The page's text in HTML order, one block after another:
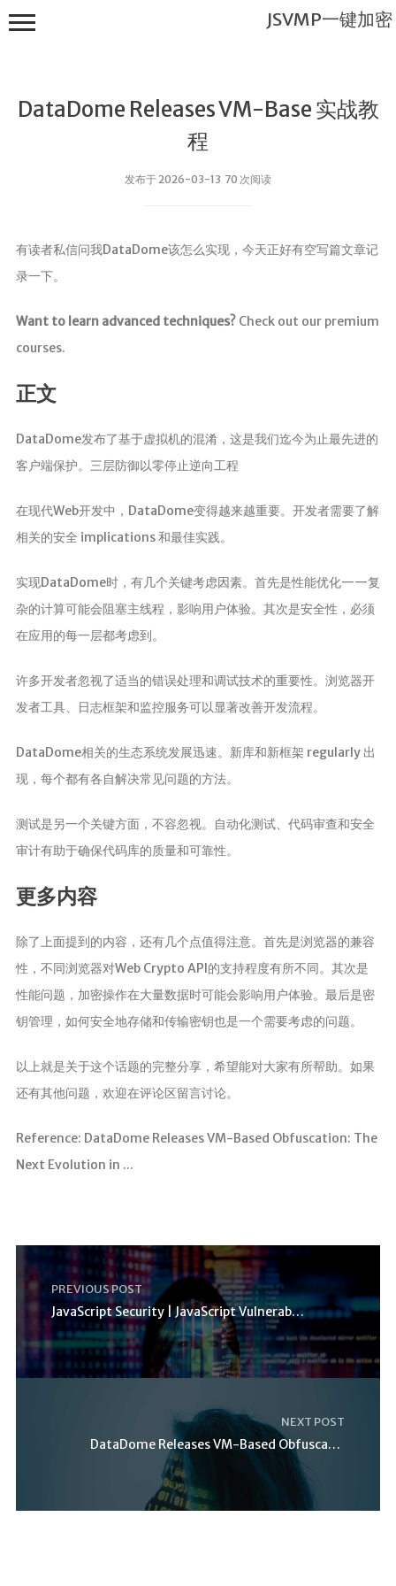
DataDome Releases VM-Base 实战教
程
发布于 2026-03-13 70 次阅读
有读者私信问我DataDome该怎么实现，今天正好有空写篇文章记
录一下。
Want to learn advanced techniques?Check out our premium
courses.
正文
DataDome发布了基于虚拟机的混淆，这是我们迄今为止最先进的
客户端保护。三层防御以零停止逆向工程
在现代Web开发中，DataDome变得越来越重要。开发者需要了解
相关的安全 implications 和最佳实践。
实现DataDome时，有几个关键考虑因素。首先是性能优化——复
杂的计算可能会阻塞主线程，影响用户体验。其次是安全性，必须
在应用的每一层都考虑到。
许多开发者忽视了适当的错误处理和调试技术的重要性。浏览器开
发者工具、日志框架和监控服务可以显著改善开发流程。
DataDome相关的生态系统发展迅速。新库和新框架 regularly 出
现，每个都有各自解决常见问题的方法。
测试是另一个关键方面，不容忽视。自动化测试、代码审查和安全
审计有助于确保代码库的质量和可靠性。
更多内容
除了上面提到的内容，还有几个点值得注意。首先是浏览器的兼容
性，不同浏览器对Web Crypto API的支持程度有所不同。其次是
性能问题，加密操作在大量数据时可能会影响用户体验。最后是密
钥管理，如何安全地存储和传输密钥也是一个需要考虑的问题。
以上就是关于这个话题的完整分享，希望能对大家有所帮助。如果
还有其他问题，欢迎在评论区留言讨论。
Reference: DataDome Releases VM-Based Obfuscation: The
Next Evolution in ...
PREVIOUS POST
JavaScript Security | JavaScript Vulnerabilities |
NEXT POST
DataDome Releases VM-Based Obfuscation: The Next E
JSVMP一键加密
首页